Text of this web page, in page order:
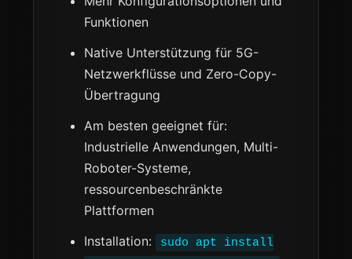
Funktionen
Native Unterstützung für 5G-
Netzwerkflüsse und Zero-Copy-
Übertragung
Am besten geeignet für:
Industrielle Anwendungen, Multi-
Roboter-Systeme,
ressourcenbeschränkte
Plattformen
Installation:
sudo apt install